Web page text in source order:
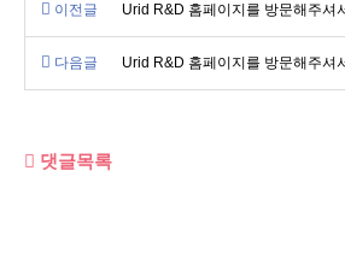
이전글 Urid R&D 홈페이지를 방문해주셔
다음글 Urid R&D 홈페이지를 방문해주셔
댓글목록